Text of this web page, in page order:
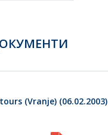
(Vranje) (06.02.2003)